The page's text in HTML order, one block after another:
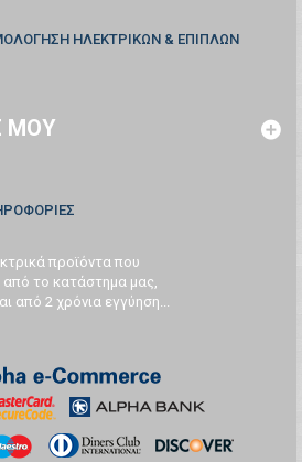
ΗΛΕΚΤΡΙΚΩΝ & ΕΠΙΠΛΩΝ
ΜΟΥ
προϊόντα που
το κατάστημα μας,
από 2 χρόνια εγγύηση...